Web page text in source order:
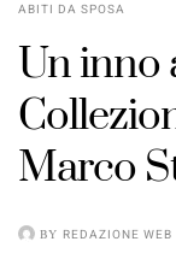
ABITI DA SPOSA
Un inno
Marco
BY REDAZIONE WEB